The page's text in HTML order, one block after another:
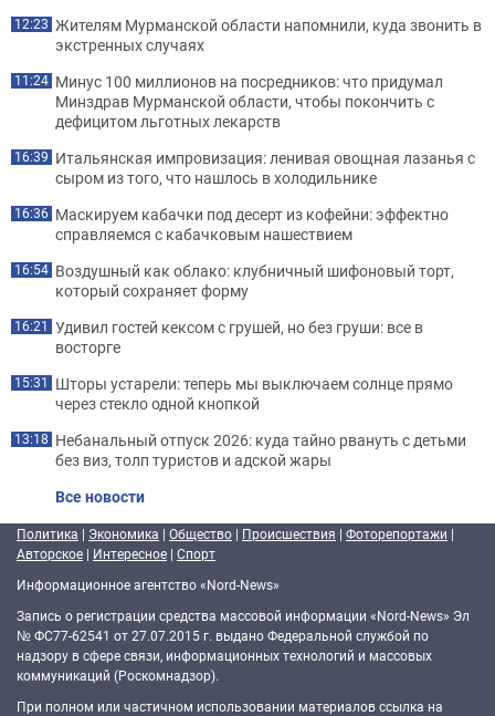
12:23 Жителям Мурманской области напомнили, куда звонить в
экстренных случаях
11:24 Минус 100 миллионов на посредников: что придумал
Минздрав Мурманской области, чтобы покончить с
дефицитом льготных лекарств
16:39 Итальянская импровизация: ленивая овощная лазанья с
сыром из того, что нашлось в холодильнике
16:36 Маскируем кабачки под десерт из кофейни: эффектно
справляемся с кабачковым нашествием
16:54 Воздушный как облако: клубничный шифоновый торт,
который сохраняет форму
16:21 Удивил гостей кексом с грушей, но без груши: все в
восторге
15:31 Шторы устарели: теперь мы выключаем солнце прямо
через стекло одной кнопкой
13:18 Небанальный отпуск 2026: куда тайно рвануть с детьми
без виз, толп туристов и адской жары
Все новости
Политика | Экономика | Общество | Происшествия | Фоторепортажи |
Авторское | Интересное | Спорт
Информационное агентство «Nord-News»
Запись о регистрации средства массовой информации «Nord-News» Эл
№ ФС77-62541 от 27.07.2015 г. выдано Федеральной службой по
надзору в сфере связи, информационных технологий и массовых
коммуникаций (Роскомнадзор).
При полном или частичном использовании материалов ссылка на